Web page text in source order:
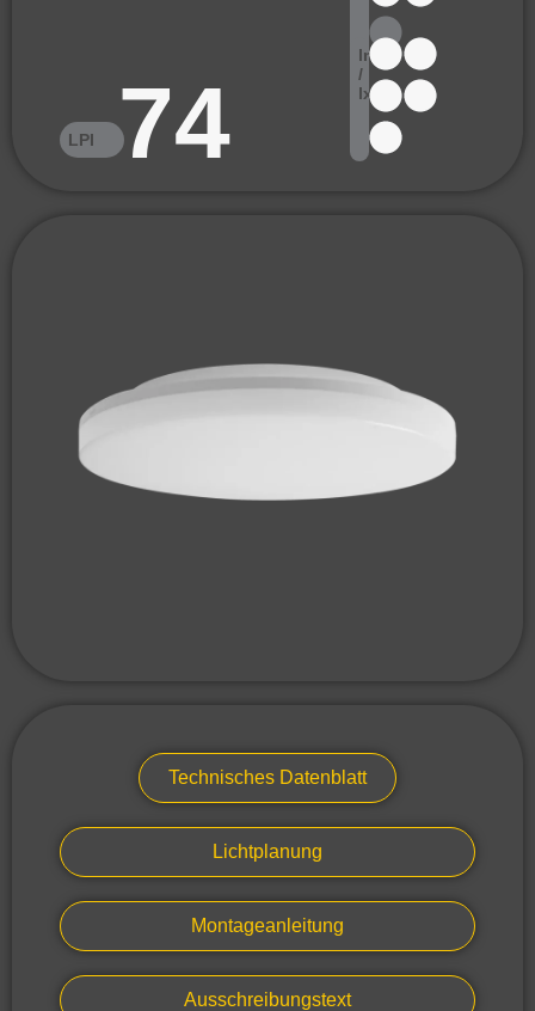
LPI 74
lm
/
lx
Technisches Datenblatt
Lichtplanung
Montageanleitung
Ausschreibungstext